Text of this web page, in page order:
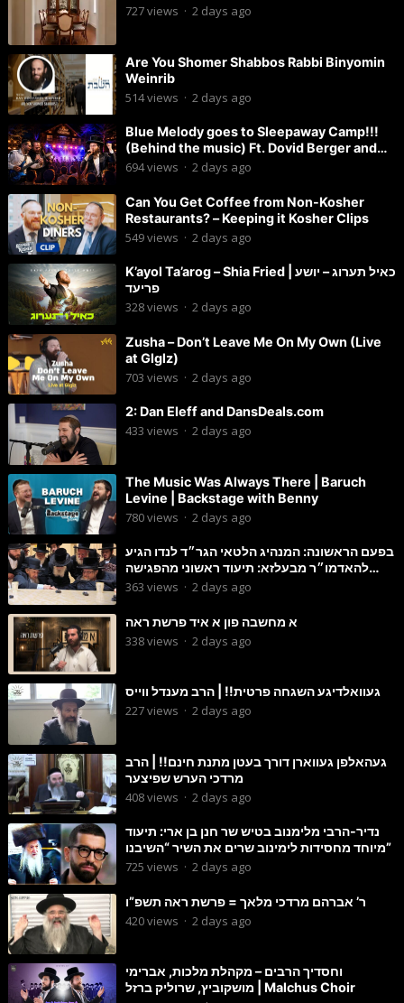
727views · 2 days ago
Are You Shomer Shabbos Rabbi Binyomin
Weinrib
514views · 2 days ago
Blue Melody goes to Sleepaway Camp!!!
(Behind the music) Ft. Dovid Berger and
Chaim Brown
694views · 2 days ago
Can You Get Coffee from Non-Kosher
Restaurants? – Keeping it Kosher Clips
549views · 2 days ago
K’ayol Ta’arog – Shia Fried | כאיל תערוג – יושע
פריעד
328views · 2 days ago
Zusha – Don’t Leave Me On My Own (Live
at Glglz)
703 views · 2 days ago
2: Dan Eleff and DansDeals.com
433 views · 2 days ago
The Music Was Always There | Baruch
Levine | Backstage with Benny
780views · 2 days ago
בפעם הראשונה: המנהיג הלטאי הגר״ד לנדו הגיע
להאדמו״ר מבעלזא: תיעוד ראשוני מהפגישה
הנדירה
363 views · 2 days ago
א מחשבה פון א איד פרשת ראה
338views · 2 days ago
געוואלדיגע השגחה פרטית!! | הרב מענדל ווייס
227views · 2 days ago
געהאלפן געווארן דורך בעטן מתנת חינם!! | הרב
מרדכי הערש שפיצער
408views · 2 days ago
נדיר-הרבי מלימנוב בטיש שר חנן בן ארי: תיעוד
מיוחד מחסידות לימינוב שרים את השיר “השיבנו”
725 views · 2 days ago
ר’ אברהם מרדכי מלאך = פרשת ראה תשפ”ו
420views · 2 days ago
וחסדיך הרבים – מקהלת מלכות, אברימי
מושקוביץ, שרוליק ברזל | Malchus Choir